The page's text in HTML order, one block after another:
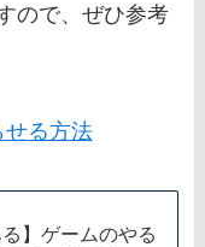
ので、ぜひ参考
る方法
る】ゲームのやる